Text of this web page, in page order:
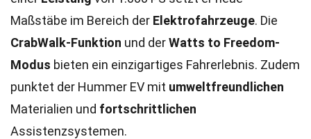
Maßstäbe im Bereich der Elektrofahrzeuge. Die
CrabWalk-Funktion und derWatts to Freedom-
Modus bieten ein einzigartiges Fahrerlebnis. Zudem
punktet der Hummer EV mit umweltfreundlichen
Materialien und fortschrittlichen
Assistenzsystemen.